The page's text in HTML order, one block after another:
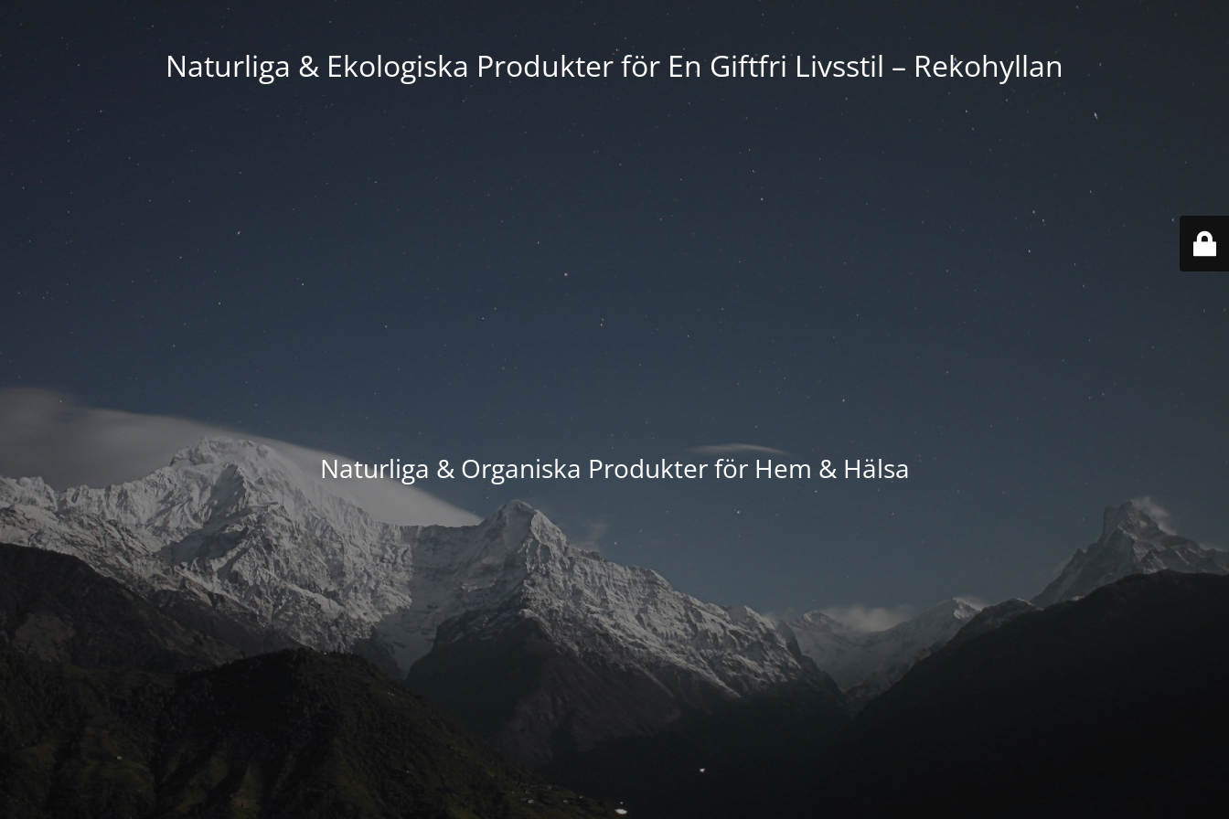
Naturliga & Ekologiska Produkter för En Giftfri Livsstil – Rekohyllan
Naturliga & Organiska Produkter för Hem & Hälsa